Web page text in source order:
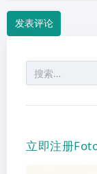
索：
立即注册